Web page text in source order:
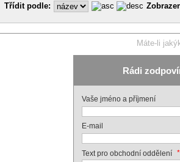
Třídit podle:
Máte-li
Rádi
Vaše jméno a příjmení
E-mail
Text pro obchodní oddělení *